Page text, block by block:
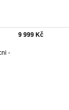
-
9 999 Kč